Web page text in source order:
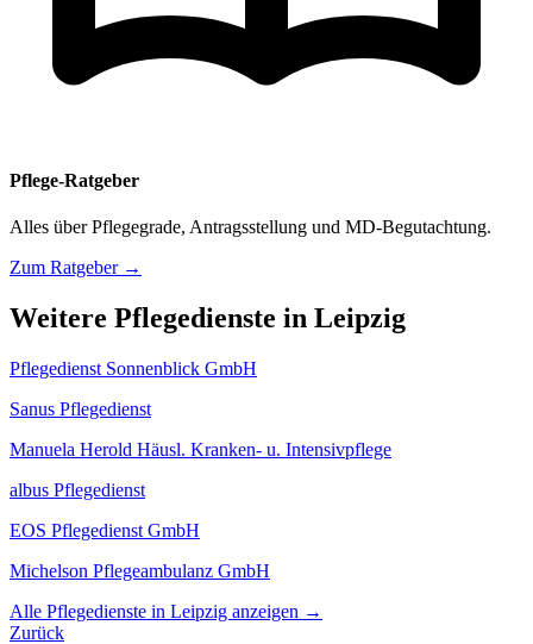
Pflege-Ratgeber
Alles über Pflegegrade, Antragsstellung und MD-Begutachtung.
Zum Ratgeber →
Weitere Pflegedienste in Leipzig
Pflegedienst Sonnenblick GmbH
Sanus Pflegedienst
Manuela Herold Häusl. Kranken- u. Intensivpflege
albus Pflegedienst
EOS Pflegedienst GmbH
Michelson Pflegeambulanz GmbH
Alle Pflegedienste in Leipzig anzeigen →
Zurück